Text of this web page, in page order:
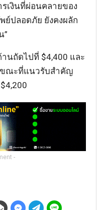
เงินที่ผ่อนคลายของ
ย์ปลอดภัย ยังคงผลัก
”
นถัดไปที่ $4,400 และ
ขณะที่แนวรับสำคัญ
-